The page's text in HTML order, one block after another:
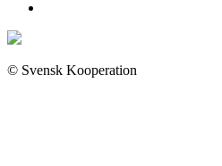
© Svensk Kooperation